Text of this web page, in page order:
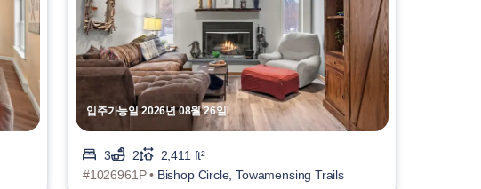
입주가능일 2026년 08월 26일
3 2
2,411 ft²
#1026961P • Bishop Circle, Towamensing Trails